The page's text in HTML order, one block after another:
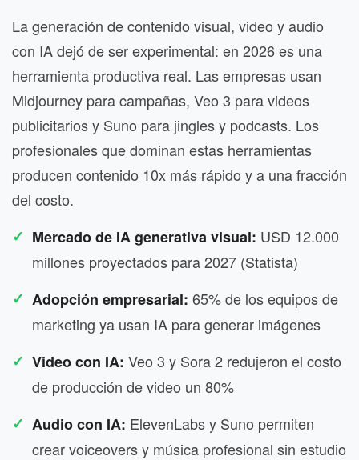
La generación de contenido visual, video y audio
con IA dejó de ser experimental: en 2026 es una
herramienta productiva real. Las empresas usan
Midjourney para campañas, Veo 3 para videos
publicitarios y Suno para jingles y podcasts. Los
profesionales que dominan estas herramientas
producen contenido 10x más rápido y a una fracción
del costo.
Mercado de IA generativa visual: USD 12.000
millones proyectados para 2027 (Statista)
Adopción empresarial: 65% de los equipos de
marketing ya usan IA para generar imágenes
Video con IA: Veo 3 y Sora 2 redujeron el costo
de producción de video un 80%
Audio con IA: ElevenLabs y Suno permiten
crear voiceovers y música profesional sin estudio